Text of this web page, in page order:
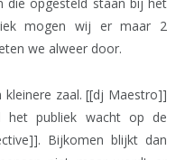
mogen wij er maar 2
we alweer door.
zaal. [[dj Maestro]]
het publiek wacht op de
Bijkomen blijkt dan